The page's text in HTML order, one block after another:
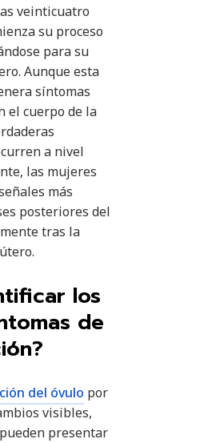
veinticuatro
su proceso
para su
Aunque esta
síntomas
el cuerpo de la
a nivel
las mujeres
más
posteriores del
tras la
los
de
del óvulo por
visibles,
presentar